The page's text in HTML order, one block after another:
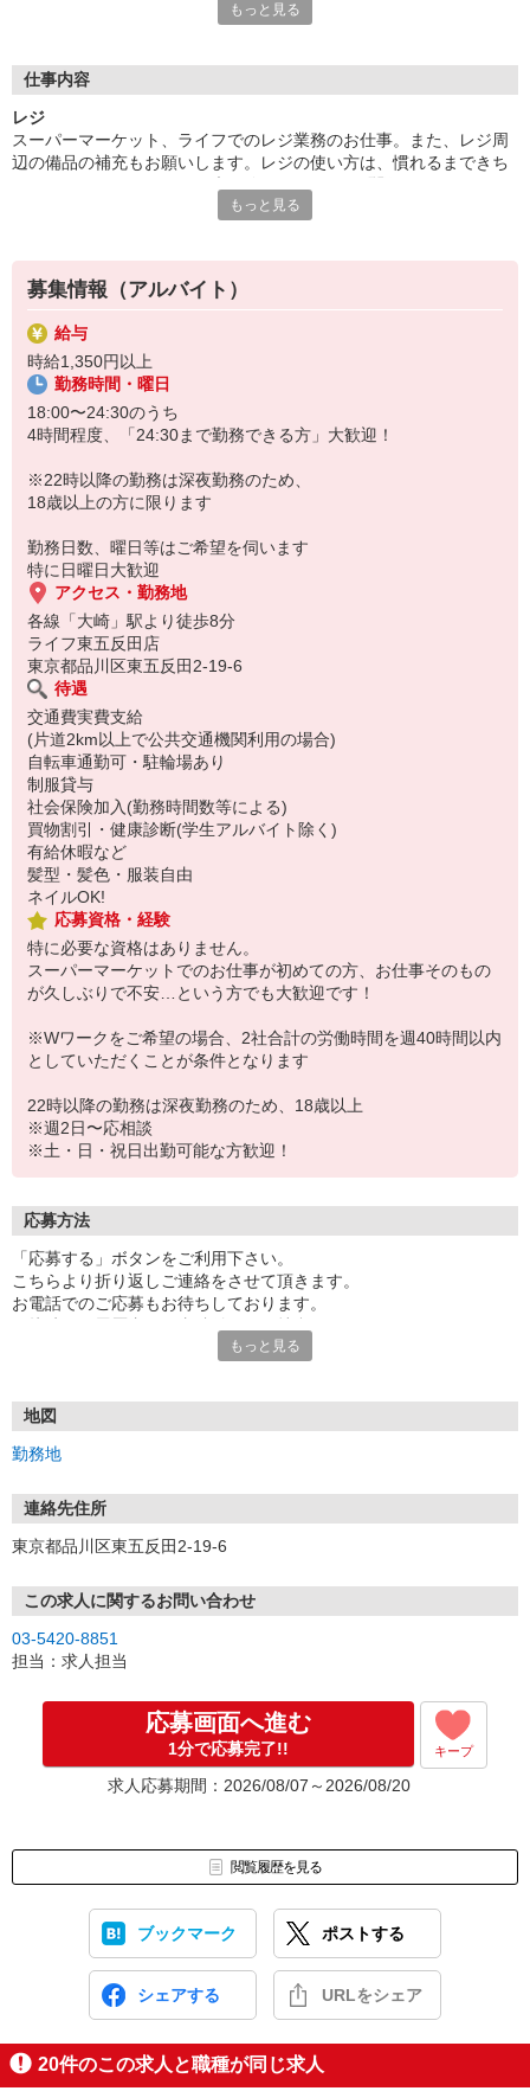
日には、一緒に遊ぶ友達ができることも！同年代の仲間からいい
■笑顔で働ける職場
アットホームな雰囲気のお店です。長期で活躍するスタッフに
は、お客さまから笑顔でお声がけをいただくことも。最初は、覚
えていただく作業が多く感じるかもしれませんが、難しいお仕事
はありませんので、どなたでも楽しく働くことができます。
もっと見る
仕事内容
レジ
スーパーマーケット、ライフでのレジ業務のお仕事。また、レジ周
辺の備品の補充もお願いします。レジの使い方は、慣れるまできち
自動で出てくるので、ミスが少なく安心です。お客さまとのコミュ
もっと見る
募集情報（アルバイト）
給与
時給1,350円以上
勤務時間・曜日
18:00〜24:30のうち
4時間程度、「24:30まで勤務できる方」大歓迎！
※22時以降の勤務は深夜勤務のため、
18歳以上の方に限ります
勤務日数、曜日等はご希望を伺います
特に日曜日大歓迎
アクセス・勤務地
各線「大崎」駅より徒歩8分
ライフ東五反田店
東京都品川区東五反田2-19-6
待遇
交通費実費支給
(片道2km以上で公共交通機関利用の場合)
自転車通勤可・駐輪場あり
制服貸与
社会保険加入(勤務時間数等による)
買物割引・健康診断(学生アルバイト除く)
有給休暇など
髪型・髪色・服装自由
ネイルOK!
応募資格・経験
特に必要な資格はありません。
スーパーマーケットでのお仕事が初めての方、お仕事そのもの
が久しぶりで不安…という方でも大歓迎です！
※Wワークをご希望の場合、2社合計の労働時間を週40時間以内
としていただくことが条件となります
22時以降の勤務は深夜勤務のため、18歳以上
※週2日〜応相談
※土・日・祝日出勤可能な方歓迎！
応募方法
「応募する」ボタンをご利用下さい。
こちらより折り返しご連絡をさせて頂きます。
お電話でのご応募もお待ちしております。
もっと見る
地図
勤務地
連絡先住所
東京都品川区東五反田2-19-6
この求人に関するお問い合わせ
03-5420-8851
担当：求人担当
応募画面へ進む
1分で応募完了!! キープ
求人応募期間：2026/08/07～2026/08/20
閲覧履歴を見る
ブックマーク ポストする
シェアする URLをシェア
20件のこの求人と職種が同じ求人